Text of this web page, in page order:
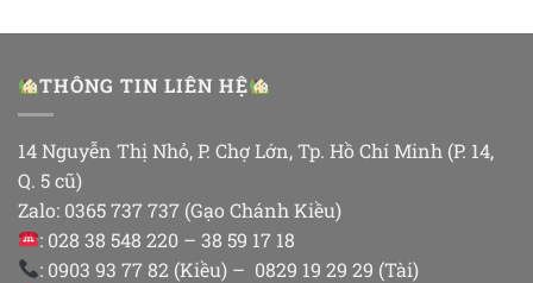
là:
17,500 đ.
THÔNG TIN LIÊN HỆ
14 Nguyễn Thị Nhỏ, P. Chợ Lớn, Tp. Hồ Chí Minh (P. 14,
Q. 5 cũ)
Zalo: 0365 737 737 (Gạo Chánh Kiều)
: 028 38 548 220 – 38 59 17 18
: 0903 93 77 82 (Kiều) – 0829 19 29 29 (Tài)